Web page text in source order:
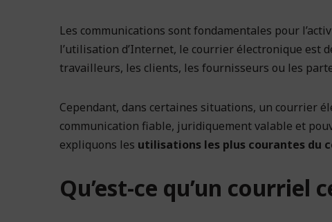
Les communications sont fondamentales pour
l’utilisation d’Internet, le courrier électronique est
travailleurs, les clients, les fournisseurs ou les
Cependant, dans certaines situations, un courrier
communication fiable, juridiquement valable et
expliquons les utilisations les plus courantes du
Qu’est-ce qu’un courriel